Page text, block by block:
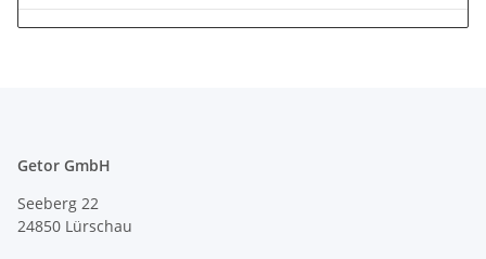
Getor GmbH
Seeberg 22
24850 Lürschau